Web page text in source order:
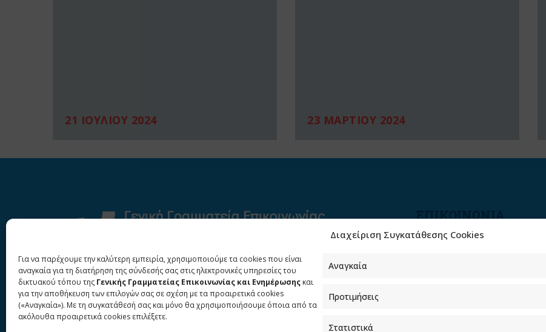
Διαχείριση Συγκατάθεσης Cookies
Για να παρέχουμε την καλύτερη εμπειρία, χρησιμοποιούμε τα cookies που είναι
αναγκαία για τη διατήρηση της σύνδεσής σας στις ηλεκτρονικές υπηρεσίες του
δικτυακού τόπου της Γενικής Γραμματείας Επικοινωνίας και Ενημέρωσης και
για την αποθήκευση των επιλογών σας σε σχέση με τα προαιρετικά cookies
(«Αναγκαία»). Με τη συγκατάθεσή σας και μόνο θα χρησιμοποιήσουμε όποια από τα
ακόλουθα προαιρετικά cookies επιλέξετε.
Αναγκαία
Προτιμήσεις
Στατιστικά
21 ΙΟΥΛΙΟΥ 2024 23 ΜΑΡΤΙΟΥ 2024
ΕΠΙΚΟΙΝΩΝΙΑ
Φραγκούδη 11 & Αλεξάνδρου